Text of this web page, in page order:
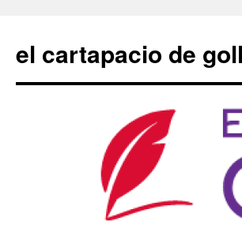
contenido
el cartapacio de